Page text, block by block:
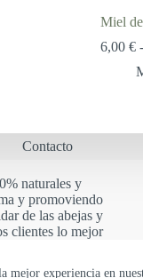
mejor experiencia en
Miel
6,00 € -
Contacto
naturales y
y promoviendo
de las abejas y
clientes lo mejor